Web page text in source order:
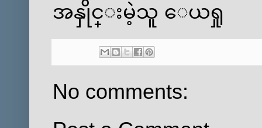
အနှိုင္းမဲ့သူ ‌ေယရှု
No comments: